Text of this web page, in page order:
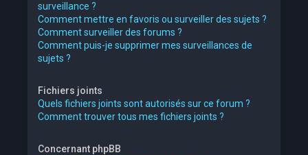
surveillance ?
Comment mettre en favoris ou surveiller des sujets ?
Comment surveiller des forums ?
Comment puis-je supprimer mes surveillances de
sujets ?
Fichiers joints
Quels fichiers joints sont autorisés sur ce forum ?
Comment trouver tous mes fichiers joints ?
Concernant phpBB